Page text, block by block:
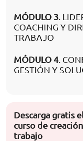
MÓDULO 3.
COACHING Y
TRABAJO
MÓDULO 4.
GESTIÓN Y
Descarga gratis
curso de
trabajo